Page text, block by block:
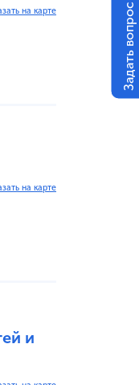
на карте
на карте
и
Задать вопрос